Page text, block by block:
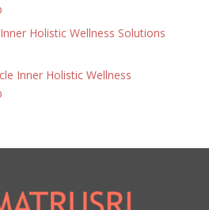
Holistic Wellness Solutions
Inner Holistic Wellness